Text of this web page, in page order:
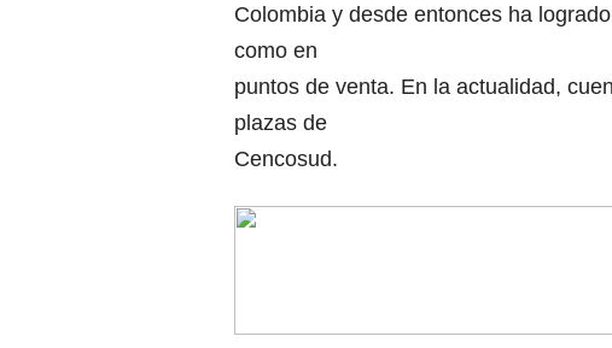
Colombia y desde entonces ha
como en
puntos de venta. En la actualidad,
plazas de
Cencosud.